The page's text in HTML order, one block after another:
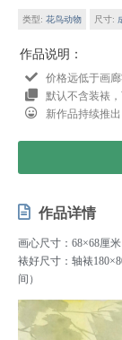
类型: 花鸟动物 尺寸:
作品说明：
价格远低于画
默认不含装裱
新作品持续推
作品详情
画心尺寸：68×68厘米
裱好尺寸：轴裱
间）